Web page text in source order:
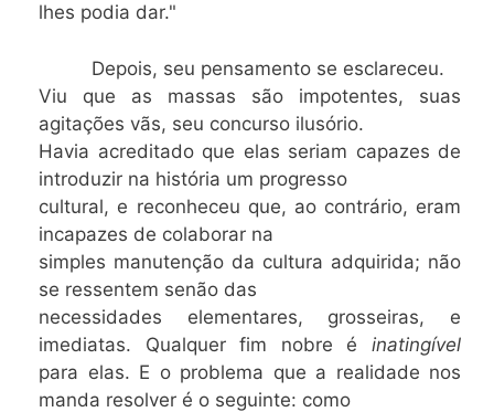
lhes podia dar."
Depois, seu pensamento se esclareceu.
Viu que as massas são impotentes, suas
agitações vãs, seu concurso ilusório.
Havia acreditado que elas seriam capazes de
introduzir na história um progresso
cultural, e reconheceu que, ao contrário, eram
incapazes de colaborar na
simples manutenção da cultura adquirida; não
se ressentem senão das
necessidades elementares, grosseiras, e
imediatas. Qualquer fim nobre é inatingível
para elas. E o problema que a realidade nos
manda resolver é o seguinte: como